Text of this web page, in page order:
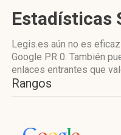
Estadísticas
Legis.es aún no es
Google PR 0. También
enlaces entrantes que
Rangos